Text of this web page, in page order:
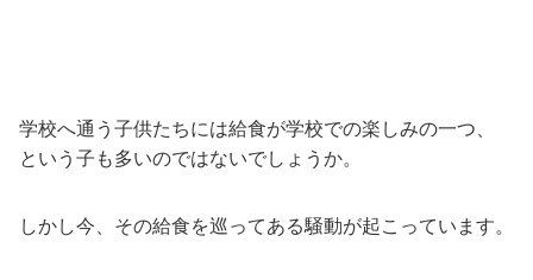
学校へ通う子供たちには給食が学校での楽しみの一つ、
という子も多いのではないでしょうか。
しかし今、その給食を巡ってある騒動が起こっています。